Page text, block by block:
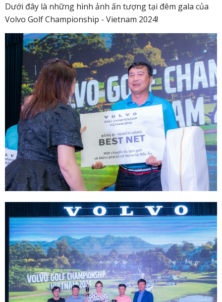
Dưới đây là những hình ảnh ấn tượng tại đêm gala của
Volvo Golf Championship - Vietnam 2024!